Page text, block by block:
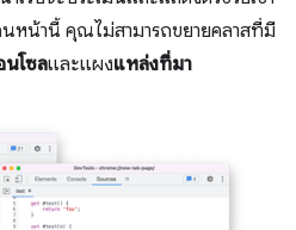
หน้านี้ คุณไม่สามารถขยายคลาสที่มี
นโซลและแผงแหล่งที่มา